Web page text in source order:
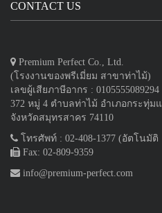
CONTACT US
Premium Perfect Co., Ltd.
(โรงงานของพรีเมี่ยม สาขาท่าไม้)
เลขผู้เสียภาษีอากร : 0105555089294
372 หมู่ 4 ตำบลท่าไม้ อำเภอกระทุ่ม
จังหวัดสมุทรสาคร 74110
โทรศัพท์ : 02-408-1377 (อัตโนมัติ
Fax: 02-809-9359
info@premium-perfect.com